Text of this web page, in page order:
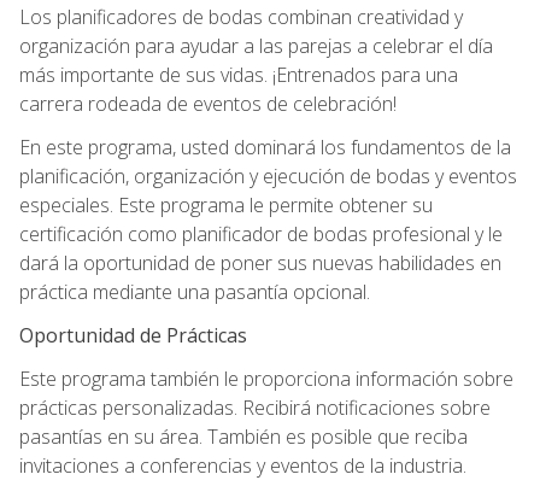
Los planificadores de bodas combinan creatividad y
organización para ayudar a las parejas a celebrar el día
más importante de sus vidas. ¡Entrenados para una
carrera rodeada de eventos de celebración!
En este programa, usted dominará los fundamentos de la
planificación, organización y ejecución de bodas y eventos
especiales. Este programa le permite obtener su
certificación como planificador de bodas profesional y le
dará la oportunidad de poner sus nuevas habilidades en
práctica mediante una pasantía opcional.
Oportunidad de Prácticas
Este programa también le proporciona información sobre
prácticas personalizadas. Recibirá notificaciones sobre
pasantías en su área. También es posible que reciba
invitaciones a conferencias y eventos de la industria.